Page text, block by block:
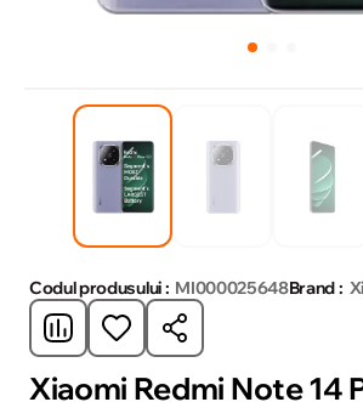
Codul produsului : MI000025648Brand :
Xiaomi Redmi Note 14